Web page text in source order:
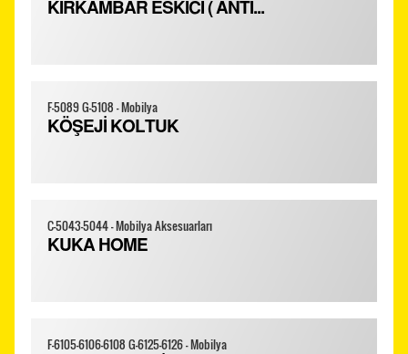
KIRKAMBAR ESKİCİ ( ANTİ...
F-5089 G-5108 - Mobilya
KÖŞEJİ KOLTUK
C-5043-5044 - Mobilya Aksesuarları
KUKA HOME
F-6105-6106-6108 G-6125-6126 - Mobilya